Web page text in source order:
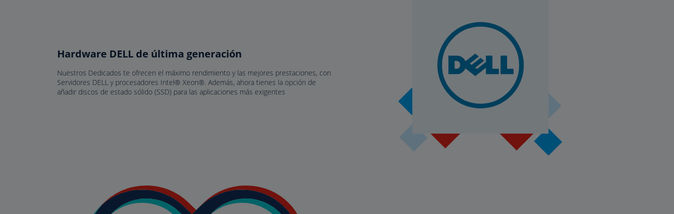
Hardware DELL de última generación
Nuestros Dedicados te ofrecen el máximo rendimiento y las mejores prestaciones, con
Servidores DELL y procesadores Intel® Xeon®. Además, ahora tienes la opción de
añadir discos de estado sólido (SSD) para las aplicaciones más exigentes